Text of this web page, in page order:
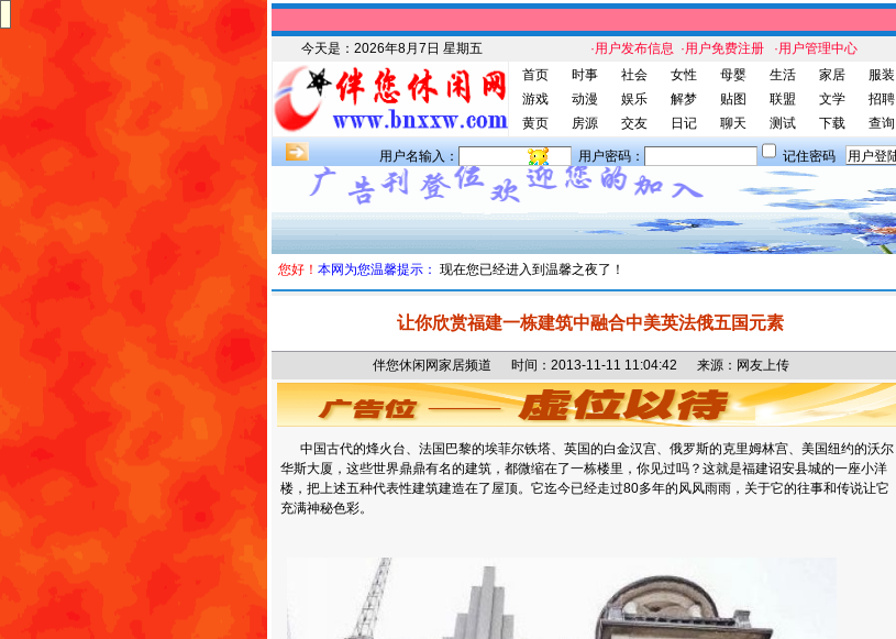
今天是： 2026年8月7日 星期五 ·用户发布信息 ·用户免费注册 ·用户管理中心
首页
时事 社会 女性 母婴 生活 家居 服装
游戏
动漫 娱乐 解梦 贴图 联盟 文学 招聘
黄页
房源 交友 日记 聊天 测试 下载 查询
用户名输入： 用户密码： 记住密码
您好！ 本网为您温馨提示： 现在您已经进入到温馨之夜了！
让你欣赏福建一栋建筑中融合中美英法俄五国元素
伴您休闲网家居频道 时间：2013-11-11 11:04:42 来源：网友上传
中国古代的烽火台、法国巴黎的埃菲尔铁塔、英国的白金汉宫、俄罗斯的克里姆林宫、美国纽约的沃尔
华斯大厦，这些世界鼎鼎有名的建筑，都微缩在了一栋楼里，你见过吗？这就是福建诏安县城的一座小洋
楼，把上述五种代表性建筑建造在了屋顶。它迄今已经走过80多年的风风雨雨，关于它的往事和传说让它
充满神秘色彩。